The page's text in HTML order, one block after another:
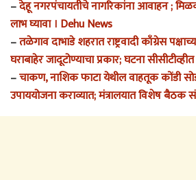
–देहू नगरपंचायतीचे नागरिकांना आवाहन ;
लाभ घ्यावा । Dehu News
–तळेगाव दाभाडे शहरात राष्ट्रवादी काँग्रेस
घराबाहेर जादूटोण्याचा प्रकार; घटना
–चाकण, नाशिक फाटा येथील वाहतूक कोंडी
उपाययोजना कराव्यात; मंत्रालयात विशेष बैठक